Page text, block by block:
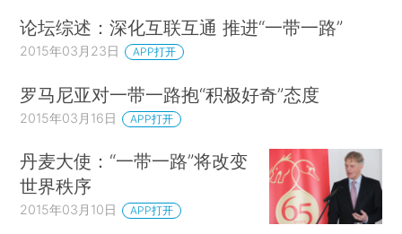
论坛综述：深化互联互通 推进“一带一路”
2015年03月23日 APP打开
罗马尼亚对一带一路抱“积极好奇”态度
2015年03月16日 APP打开
丹麦大使：“一带一路”将改变
世界秩序
2015年03月10日 APP打开